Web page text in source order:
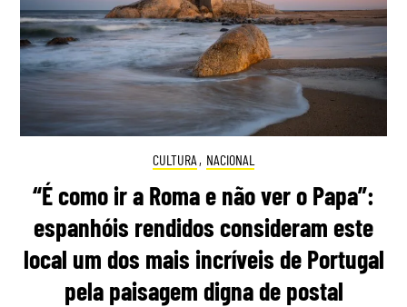
CULTURA , NACIONAL
“É como ir a Roma e não ver o Papa”:
espanhóis rendidos consideram este
local um dos mais incríveis de Portugal
pela paisagem digna de postal